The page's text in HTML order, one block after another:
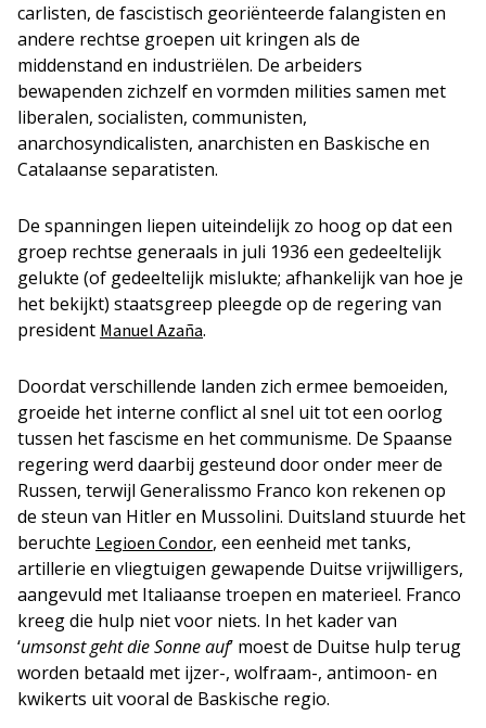
carlisten, de fascistisch georiënteerde falangisten en
andere rechtse groepen uit kringen als de
middenstand en industriëlen. De arbeiders
bewapenden zichzelf en vormden milities samen met
liberalen, socialisten, communisten,
anarchosyndicalisten, anarchisten en Baskische en
Catalaanse separatisten.
De spanningen liepen uiteindelijk zo hoog op dat een
groep rechtse generaals in juli 1936 een gedeeltelijk
gelukte (of gedeeltelijk mislukte; afhankelijk van hoe je
het bekijkt) staatsgreep pleegde op de regering van
president Manuel Azaña.
Doordat verschillende landen zich ermee bemoeiden,
groeide het interne conflict al snel uit tot een oorlog
tussen het fascisme en het communisme. De Spaanse
regering werd daarbij gesteund door onder meer de
Russen, terwijl Generalissmo Franco kon rekenen op
de steun van Hitler en Mussolini. Duitsland stuurde het
beruchte Legioen Condor, een eenheid met tanks,
artillerie en vliegtuigen gewapende Duitse vrijwilligers,
aangevuld met Italiaanse troepen en materieel. Franco
kreeg die hulp niet voor niets. In het kader van
‘umsonst geht die Sonne auf’ moest de Duitse hulp terug
worden betaald met ijzer-, wolfraam-, antimoon- en
kwikerts uit vooral de Baskische regio.